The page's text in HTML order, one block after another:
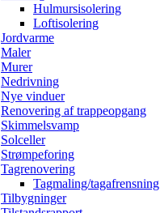
Hulmursisolering
Loftisolering
Jordvarme
Maler
Murer
Nedrivning
Nye vinduer
Renovering af trappeopgang
Skimmelsvamp
Solceller
Strømpeforing
Tagrenovering
Tagmaling/tagafrensning
Tilbygninger